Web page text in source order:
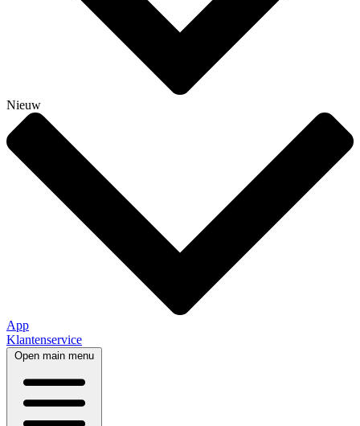
Nieuw
App
Klantenservice
Open main menu